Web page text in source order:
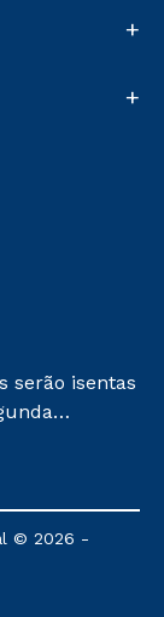
+
+
serão isentas
de R$
Ensino
© 2026 -